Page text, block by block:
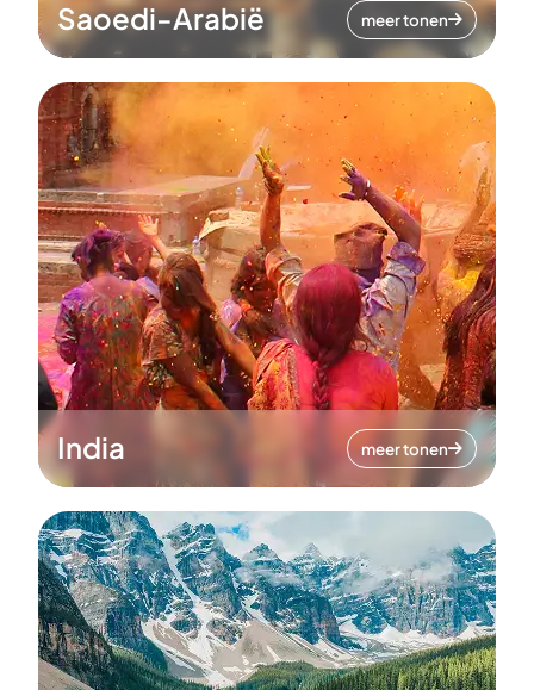
Saoedi-Arabië meer tonen
India meer tonen